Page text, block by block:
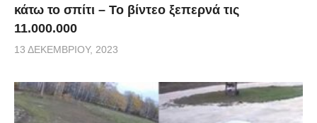
κάτω το σπίτι – Το βίντεο ξεπερνά τις
11.000.000
13 ΔΕΚΕΜΒΡΊΟΥ, 2023